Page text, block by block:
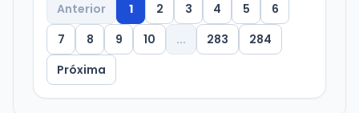
Anterior
1 2 3 4 5
6
7
8 9 10 ... 283
284
Próxima